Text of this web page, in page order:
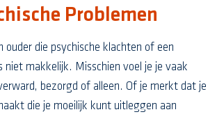
Problemen
ouder die psychische klachten of een
niet makkelijk. Misschien voel je je vaak
bezorgd of alleen. Of je merkt dat je
die je moeilijk kunt uitleggen aan